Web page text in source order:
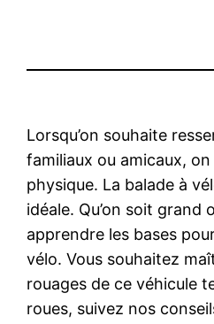
Lorsqu’on souhaite
familiaux ou amicaux,
physique. La balade à
idéale. Qu’on soit grand
apprendre les bases
vélo. Vous souhaitez
rouages de ce véhicule
roues, suivez nos